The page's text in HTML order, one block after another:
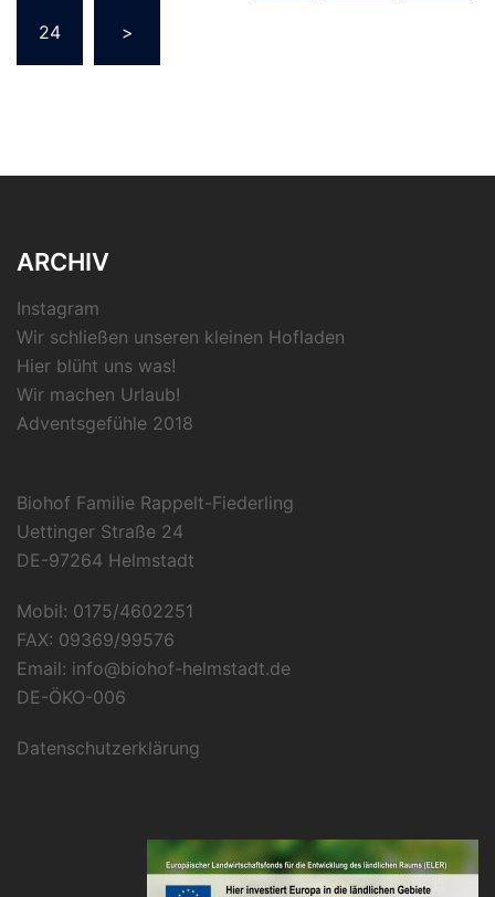
24 >
ARCHIV
Instagram
Wir schließen unseren kleinen Hofladen
Hier blüht uns was!
Wir machen Urlaub!
Adventsgefühle 2018
Biohof Familie Rappelt-Fiederling
Uettinger Straße 24
DE-97264 Helmstadt
Mobil: 0175/4602251
FAX: 09369/99576
Email: info@biohof-helmstadt.de
DE-ÖKO-006
Datenschutzerklärung